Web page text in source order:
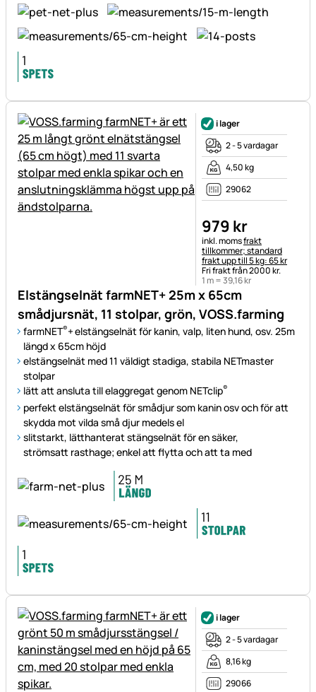
Elstängselnät farmNET+ 25m x 65cm
smådjursnät, 11 stolpar, grön, VOSS.farming
farmNET®+elstängselnät för kanin, valp, liten hund, osv. 25m
längd x 65cm höjd
elstängselnät med 11 väldigt stadiga, stabila NETmaster
stolpar
lätt att ansluta till elaggregat genom NETclip®
perfekt elstängselnät för smådjur som kanin osv och för att
skydda mot vilda små djur medels el
slitstarkt, lätthanterat stängselnät för en säker,
strömsatt rasthage; enkel att flytta och att ta med
i lager
2 - 5 vardagar
4,50 kg
29062
979 kr
Skatteinformation:
inkl. momsfrakt
tillkommer; standard
frakt upp till 5 kg: 65 kr
Fri frakt från 2000 kr.
1 m =39,16kr
i lager
2 - 5 vardagar
8,16 kg
29066